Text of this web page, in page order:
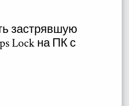
застрявшую
Lock на ПК с